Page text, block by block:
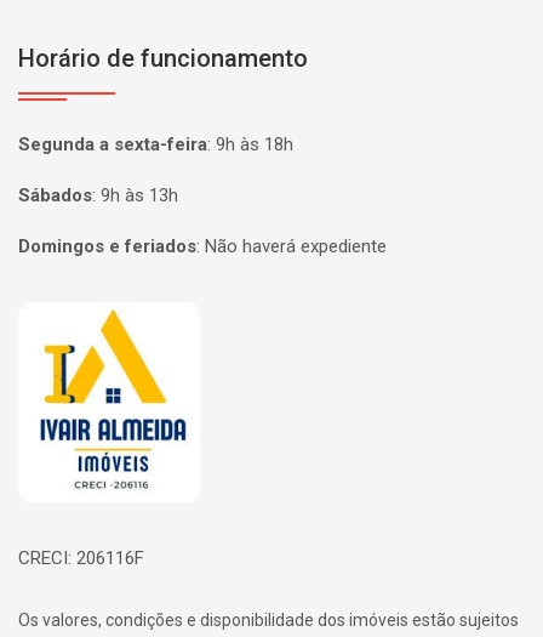
Horário de funcionamento
Segunda a sexta-feira: 9h às 18h
Sábados: 9h às 13h
Domingos e feriados: Não haverá expediente
Página inicial
CRECI: 206116F
Os valores, condições e disponibilidade dos imóveis estão sujeitos